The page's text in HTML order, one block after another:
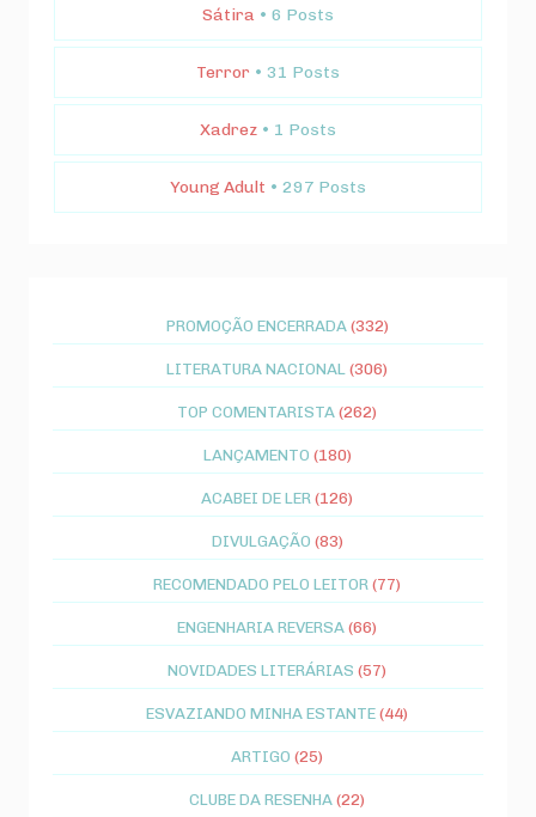
Sátira • 6 Posts
Terror • 31 Posts
Xadrez • 1 Posts
Young Adult • 297 Posts
PROMOÇÃO ENCERRADA (332)
LITERATURA NACIONAL (306)
TOP COMENTARISTA(262)
LANÇAMENTO (180)
ACABEI DE LER (126)
DIVULGAÇÃO (83)
RECOMENDADO PELO LEITOR (77)
ENGENHARIA REVERSA(66)
NOVIDADES LITERÁRIAS (57)
ESVAZIANDO MINHA ESTANTE(44)
ARTIGO (25)
CLUBE DA RESENHA(22)